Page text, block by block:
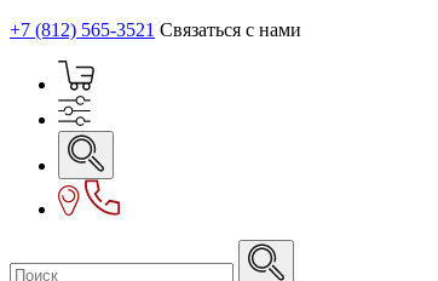
+7 (812) 565-3521 Связаться с нами